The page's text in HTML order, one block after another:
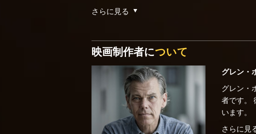
さらに見る
映画制作者について
グレン・
グレン・
者です。
います。
さらに見